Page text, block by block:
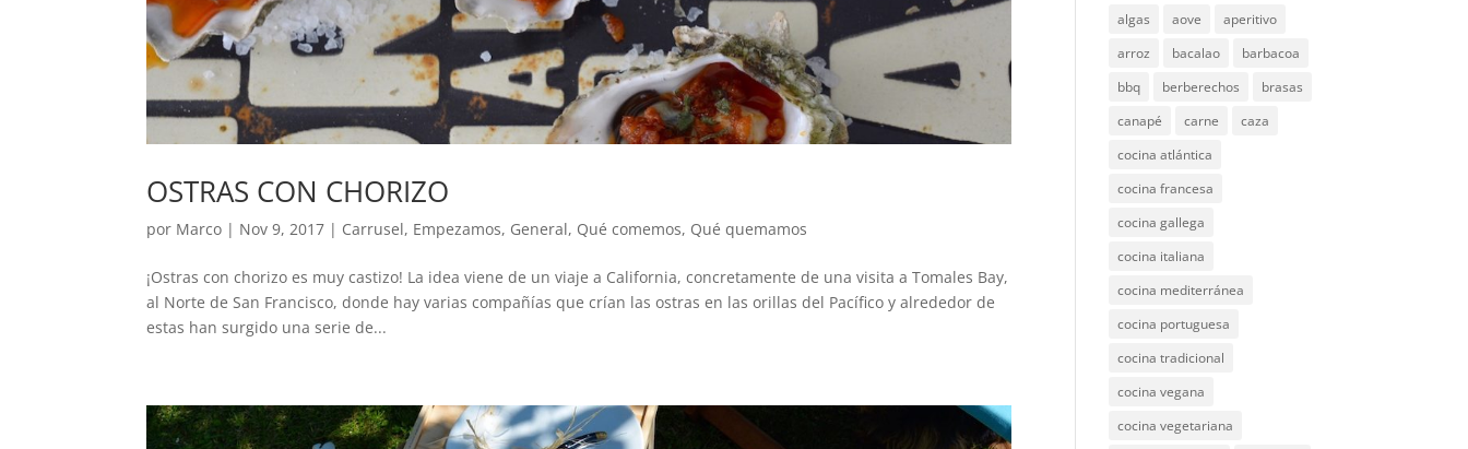
OSTRAS CON CHORIZO
por Marco | Nov 9, 2017 | Carrusel, Empezamos, General, Qué comemos, Qué quemamos
¡Ostras con chorizo es muy castizo! La idea viene de un viaje a California, concretamente de una visita a Tomales Bay,
al Norte de San Francisco, donde hay varias compañías que crían las ostras en las orillas del Pacífico y alrededor de
estas han surgido una serie de...
algas aove
aperitivo
arroz
bacalao
barbacoa
bbq
berberechos
brasas
canapé
carne
caza
cocina atlántica
cocina francesa
cocina gallega
cocina italiana
cocina mediterránea
cocina portuguesa
cocina tradicional
cocina vegana
cocina vegetariana